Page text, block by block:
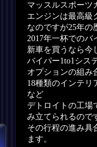
マッスルスポーツ
エンジンは最高級
なのですが25年の
2017年一杯でのバ
新車を買うなら今
バイパー1to1シス
オプションの組み
18種類のインテリ
など
デトロイトの工場
み立てられるので
その行程の進み具
ます。